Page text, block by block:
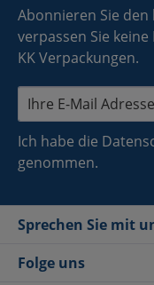
Abonnieren Sie
verpassen Sie
KK Verpackungen.
Ich habe die
genommen.
Sprechen Sie mit
Folge uns